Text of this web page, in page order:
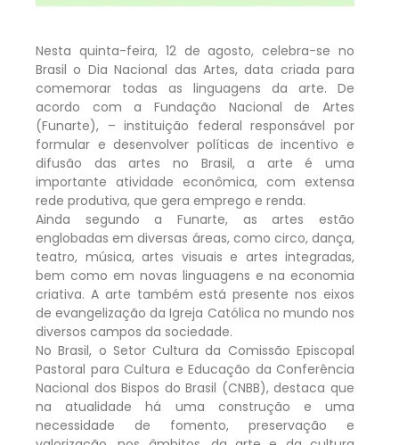
Nesta quinta-feira, 12 de agosto, celebra-se no
Brasil o Dia Nacional das Artes, data criada para
comemorar todas as linguagens da arte. De
acordo com a Fundação Nacional de Artes
(Funarte), – instituição federal responsável por
formular e desenvolver políticas de incentivo e
difusão das artes no Brasil, a arte é uma
importante atividade econômica, com extensa
rede produtiva, que gera emprego e renda.
Ainda segundo a Funarte, as artes estão
englobadas em diversas áreas, como circo, dança,
teatro, música, artes visuais e artes integradas,
bem como em novas linguagens e na economia
criativa. A arte também está presente nos eixos
de evangelização da Igreja Católica no mundo nos
diversos campos da sociedade.
No Brasil, o Setor Cultura da Comissão Episcopal
Pastoral para Cultura e Educação da Conferência
Nacional dos Bispos do Brasil (CNBB), destaca que
na atualidade há uma construção e uma
necessidade de fomento, preservação e